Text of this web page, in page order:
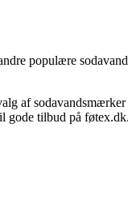
populære
af
gode tilbud på føtex.dk.